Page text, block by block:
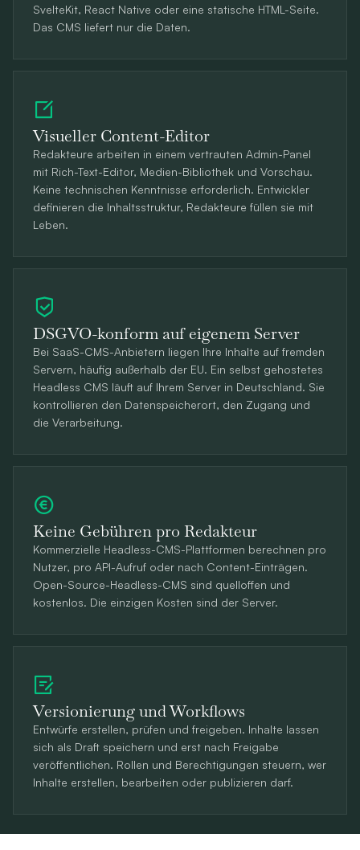
SvelteKit, React Native oder eine statische HTML-Seite.
Das CMS liefert nur die Daten.
Visueller Content-Editor
Redakteure arbeiten in einem vertrauten Admin-Panel
mit Rich-Text-Editor, Medien-Bibliothek und Vorschau.
Keine technischen Kenntnisse erforderlich. Entwickler
definieren die Inhaltsstruktur, Redakteure füllen sie mit
Leben.
DSGVO-konform auf eigenem Server
Bei SaaS-CMS-Anbietern liegen Ihre Inhalte auf fremden
Servern, häufig außerhalb der EU. Ein selbst gehostetes
Headless CMS läuft auf Ihrem Server in Deutschland. Sie
kontrollieren den Datenspeicherort, den Zugang und
die Verarbeitung.
Keine Gebühren pro Redakteur
Kommerzielle Headless-CMS-Plattformen berechnen pro
Nutzer, pro API-Aufruf oder nach Content-Einträgen.
Open-Source-Headless-CMS sind quelloffen und
kostenlos. Die einzigen Kosten sind der Server.
Versionierung und Workflows
Entwürfe erstellen, prüfen und freigeben. Inhalte lassen
sich als Draft speichern und erst nach Freigabe
veröffentlichen. Rollen und Berechtigungen steuern, wer
Inhalte erstellen, bearbeiten oder publizieren darf.